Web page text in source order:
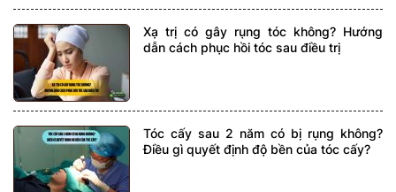
Xạ trị có gây rụng tóc không? Hướng
dẫn cách phục hồi tóc sau điều trị
Tóc cấy sau 2 năm có bị rụng không?
Điều gì quyết định độ bền của tóc cấy?